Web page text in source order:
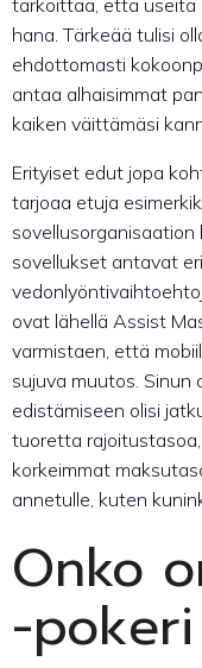
hana. Tärkeää tulisi
ehdottomasti
antaa alhaisimmat
kaiken väittämäsi
Erityiset edut jopa
tarjoaa etuja
sovellukset antavat
ovat lähellä Assist
varmistaen, että
sujuva muutos.
edistämiseen olisi
tuoretta
korkeimmat
annetulle, kuten
Onko
-